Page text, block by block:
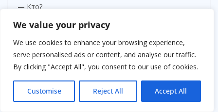
We value your privacy
We use cookies to enhance your browsing experience,
serve personalised ads or content, and analyse our traffic.
By clicking "Accept All", you consent to our use of cookies.
Customise Reject All Accept All
— Кто?
— Семен.
Степан резко повернулся. — Откуда знаете?
Мужчина медленно посмотрел на темную воду ручья.